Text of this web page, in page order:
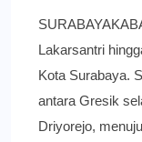
Lakarsantri
Kota Surabaya.
antara Gresik
Driyorejo,